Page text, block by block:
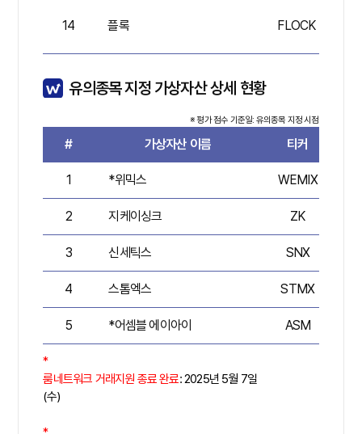
14 플록 FLOCK
유의종목 지정 가상자산 상세 현황
※ 평가 점수 기준일: 유의종목 지정 시점
# 가상자산 이름 티커
1 *위믹스 WEMIX
2 지케이싱크 ZK
3 신세틱스 SNX
4 스톰엑스 STMX
5 *어셈블 에이아이 ASM
*
룸네트워크 거래지원 종료 완료: 2025년 5월 7일
(수)